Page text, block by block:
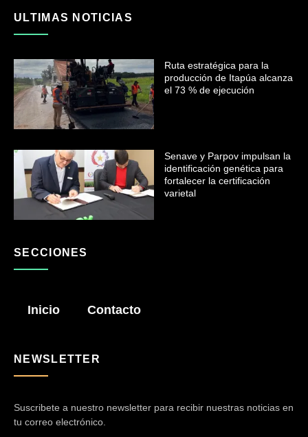
ULTIMAS NOTICIAS
Ruta estratégica para la
producción de Itapúa alcanza
el 73 % de ejecución
Senave y Parpov impulsan la
identificación genética para
fortalecer la certificación
varietal
SECCIONES
Inicio Contacto
NEWSLETTER
Suscribete a nuestro newsletter para recibir nuestras noticias en
tu correo electrónico.